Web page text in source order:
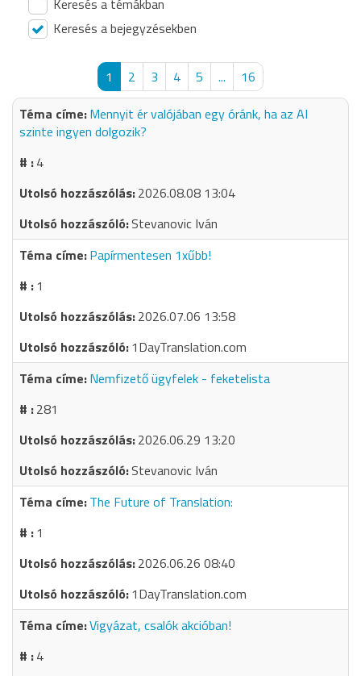
Keresés a témákban
Keresés a bejegyzésekben
1 2 3 4 5 ...
16
Mennyit ér valójában egy óránk, ha az AI
szinte ingyen dolgozik?
4
2026.08.08 13:04
Stevanovic Iván
Papírmentesen 1xűbb!
1
2026.07.06 13:58
1DayTranslation.com
Nemfizető ügyfelek - feketelista
281
2026.06.29 13:20
Stevanovic Iván
The Future of Translation:
1
2026.06.26 08:40
1DayTranslation.com
Vigyázat, csalók akcióban!
4